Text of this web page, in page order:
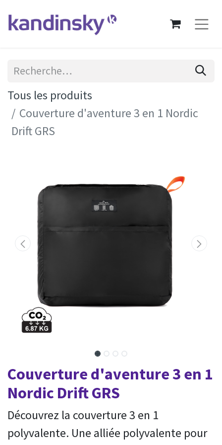
Tous les produits
Couverture d'aventure 3 en 1 Nordic
Drift GRS
Couverture d'aventure 3 en 1
Nordic Drift GRS
Découvrez la couverture 3 en 1
polyvalente. Une alliée polyvalente pour